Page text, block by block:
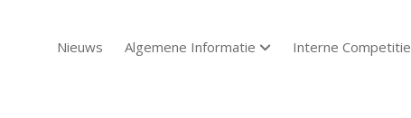
Nieuws Algemene Informatie open dropdown menu
Interne Competitie